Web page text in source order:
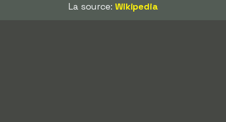
La source: Wikipedia